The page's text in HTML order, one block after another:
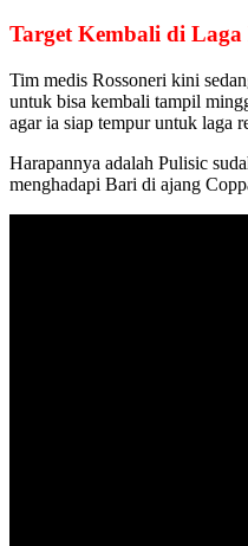
Target Kembali di Laga
Tim medis Rossoneri kini
untuk bisa kembali tampil
agar ia siap tempur untuk laga
Harapannya adalah Pulisic
menghadapi Bari di ajang